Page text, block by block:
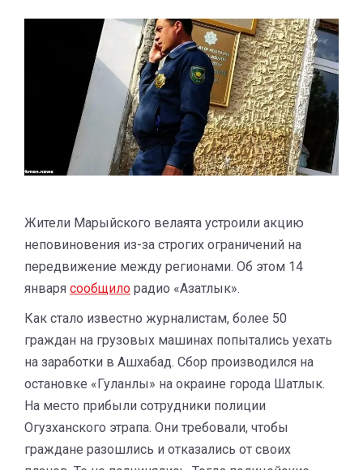
Жители Марыйского велаята устроили акцию
неповиновения из-за строгих ограничений на
передвижение между регионами. Об этом 14
января сообщило радио «Азатлык».
Как стало известно журналистам, более 50
граждан на грузовых машинах попытались уехать
на заработки в Ашхабад. Сбор производился на
остановке «Гуланлы» на окраине города Шатлык.
На место прибыли сотрудники полиции
Огузханского этрапа. Они требовали, чтобы
граждане разошлись и отказались от своих